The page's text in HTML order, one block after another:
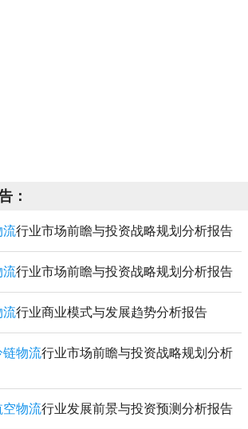
：
流行业市场前瞻与投资战略规划分析报告
流行业市场前瞻与投资战略规划分析报告
流行业商业模式与发展趋势分析报告
链物流行业市场前瞻与投资战略规划分析
空物流行业发展前景与投资预测分析报告